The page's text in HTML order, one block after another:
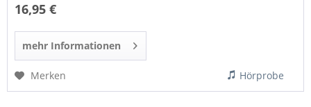
16,95 €
mehr Informationen
Merken Hörprobe